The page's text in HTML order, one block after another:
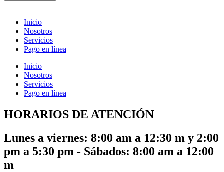
Inicio
Nosotros
Servicios
Pago en línea
Inicio
Nosotros
Servicios
Pago en línea
HORARIOS DE ATENCIÓN
Lunes a viernes: 8:00 am a 12:30 m y 2:00
pm a 5:30 pm - Sábados: 8:00 am a 12:00
m